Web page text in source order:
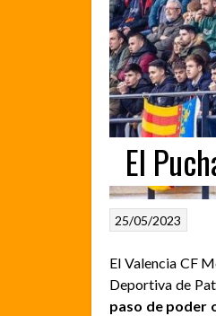
El
25/05/2023
El Valencia CF
Deportiva de
paso de poder